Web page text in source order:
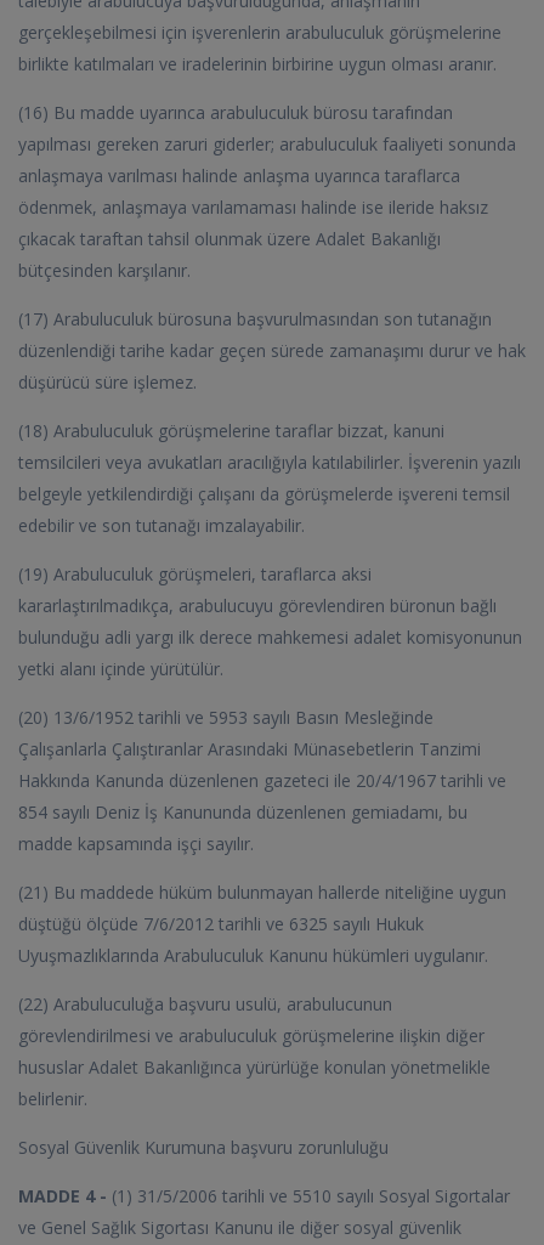
gerçekleşebilmesi için işverenlerin arabuluculuk görüşmelerine
birlikte katılmaları ve iradelerinin birbirine uygun olması aranır.
(16) Bu madde uyarınca arabuluculuk bürosu tarafından
yapılması gereken zaruri giderler; arabuluculuk faaliyeti sonunda
anlaşmaya varılması halinde anlaşma uyarınca taraflarca
ödenmek, anlaşmaya varılamaması halinde ise ileride haksız
çıkacak taraftan tahsil olunmak üzere Adalet Bakanlığı
bütçesinden karşılanır.
(17) Arabuluculuk bürosuna başvurulmasından son tutanağın
düzenlendiği tarihe kadar geçen sürede zamanaşımı durur ve hak
düşürücü süre işlemez.
(18) Arabuluculuk görüşmelerine taraflar bizzat, kanuni
temsilcileri veya avukatları aracılığıyla katılabilirler. İşverenin yazılı
belgeyle yetkilendirdiği çalışanı da görüşmelerde işvereni temsil
edebilir ve son tutanağı imzalayabilir.
(19) Arabuluculuk görüşmeleri, taraflarca aksi
kararlaştırılmadıkça, arabulucuyu görevlendiren büronun bağlı
bulunduğu adli yargı ilk derece mahkemesi adalet komisyonunun
yetki alanı içinde yürütülür.
(20) 13/6/1952 tarihli ve 5953 sayılı Basın Mesleğinde
Çalışanlarla Çalıştıranlar Arasındaki Münasebetlerin Tanzimi
Hakkında Kanunda düzenlenen gazeteci ile 20/4/1967 tarihli ve
854 sayılı Deniz İş Kanununda düzenlenen gemiadamı, bu
madde kapsamında işçi sayılır.
(21) Bu maddede hüküm bulunmayan hallerde niteliğine uygun
düştüğü ölçüde 7/6/2012 tarihli ve 6325 sayılı Hukuk
Uyuşmazlıklarında Arabuluculuk Kanunu hükümleri uygulanır.
(22) Arabuluculuğa başvuru usulü, arabulucunun
görevlendirilmesi ve arabuluculuk görüşmelerine ilişkin diğer
hususlar Adalet Bakanlığınca yürürlüğe konulan yönetmelikle
belirlenir.
Sosyal Güvenlik Kurumuna başvuru zorunluluğu
MADDE 4 - (1) 31/5/2006 tarihli ve 5510 sayılı Sosyal Sigortalar
ve Genel Sağlık Sigortası Kanunu ile diğer sosyal güvenlik